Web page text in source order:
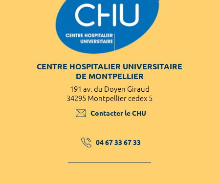
CENTRE HOSPITALIER UNIVERSITAIRE
DE MONTPELLIER
191 av. du Doyen Giraud
34295 Montpellier cedex 5
Contacter le CHU
04 67 33 67 33